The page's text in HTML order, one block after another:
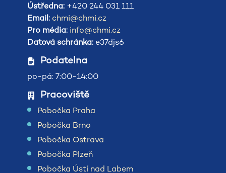
Ústředna: +420 244 031 111
Email: chmi@chmi.cz
Pro média: info@chmi.cz
Datová schránka: e37djs6
Podatelna
po-pá: 7:00-14:00
Pracoviště
Pobočka Praha
Pobočka Brno
Pobočka Ostrava
Pobočka Plzeň
Pobočka Ústí nad Labem